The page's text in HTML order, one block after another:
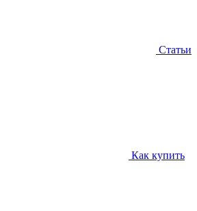
Статьи
Как купить